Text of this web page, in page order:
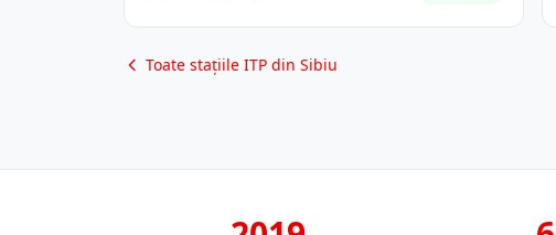
Toate stațiile ITP din Sibiu